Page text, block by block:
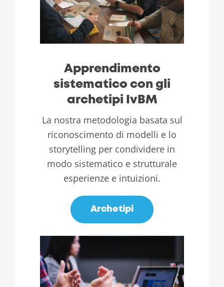
Apprendimento
sistematico con gli
archetipi IvBM
La nostra metodologia basata sul
riconoscimento di modelli e lo
storytelling per condividere in
modo sistematico e strutturale
esperienze e intuizioni.
Archetipi